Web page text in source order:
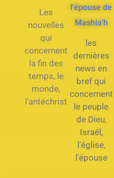
Les
nouvelles
qui
concernent
la fin des
temps, le
monde,
l'antéchrist
l'épouse de
Mashia'h
les
dernières
news en
bref qui
concernent
le peuple
de Dieu,
Israël,
l'église,
l'épouse